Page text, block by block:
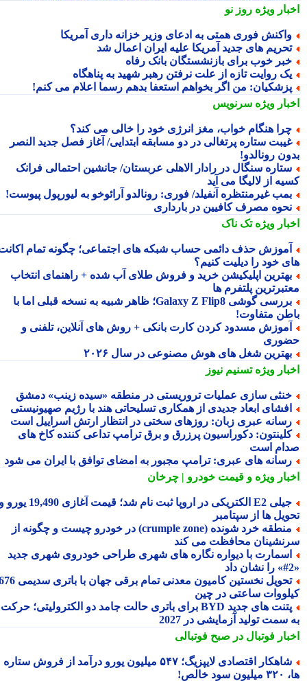
ویژهروز نو
فوری همتی به ادعای وزیر خزانه داری آمریکا
های جدید آمریکا علیه ایران اعمال شد
خوب برای بازنشستگان بانک رفاه
روایت تازه از علت نرفتن رهبر شهید به پناهگاه
من اگر بخواهم استعفا بدهم رسما اعلام می کنم!
ویژهسرنویس
هنگام خواب، مغز انرژی خود را خالی می کند؟
ستاره پرتغالی در دو مسابقه ابتدایی/ آغاز فصل جدید النصر
رونالدو!
سنگال در رادار الاهلی عربستان/ جانشین احتمالی فرانک
از لالیگا می آید
غیرمنتظره آنفیلد/ فوری: رونالدو آرائوخو به لیورپول پیوست!
مصرف کافیین در بارداری
ویژهتک ناک
حذف دائمی حساب شبکه های اجتماعی؛ چگونه تمام اکانت
خود را دیلیت کنیم؟
اپلیکیشن خرید و فروش طلای آب شده + راهنمای انتخاب
پلتفرم ها
بررسی گوشی Galaxy Z Flip8؛ ظاهر شبیه به نسخه قبلی اما با
متفاوت!
مسدود کردن کارت بانکی + روش های آنلاین، تلفنی و
شغل های هوش مصنوعی در سال ۲۰۲۶
ویژهتسنیم نیوز
سازی عملیات تروریستی در منطقه «سیده زینب» دمشق
ابعاد جدیدی از همکاری تسلیحاتی هند با رژیم صهیونیستی
عبری زبان: روزهای سختی در انتظار ارتش اسراییل است
دکوراسیون پرزرق و برق ترامپ تداعی کننده کاخ های
است
های عبری: ترامپ مجبور به امضای توافق با ایران می شود
ویژهو قیمت خودرو | چرخان
جیلی E2 الکتریکی در اروپا ثبت نام شد؛ قیمت آغازی 19,490 یورو و
ها از سپتامبر
منطقه خرد شونده (crumple zone) در خودرو چیست و چگونه از
محافظت می کند
با دیواره نگاره های شهری طراحی خودروی شهری جدید
تحویل نخستین کامیون معدنی تمام برقی جهان با باتری سدیمی 676
ساعتی در چین
پتنت های جدید BYD برای باتری حالت جامد دو الکترولیتی؛ حرکت
سمت تولید آزمایشی در 2027
فوتبال در صبح فوتبالی
شاهکار اقتصادی لایپزیگ؛ ۵۴۷ میلیون یورو درآمد از فروش ستاره